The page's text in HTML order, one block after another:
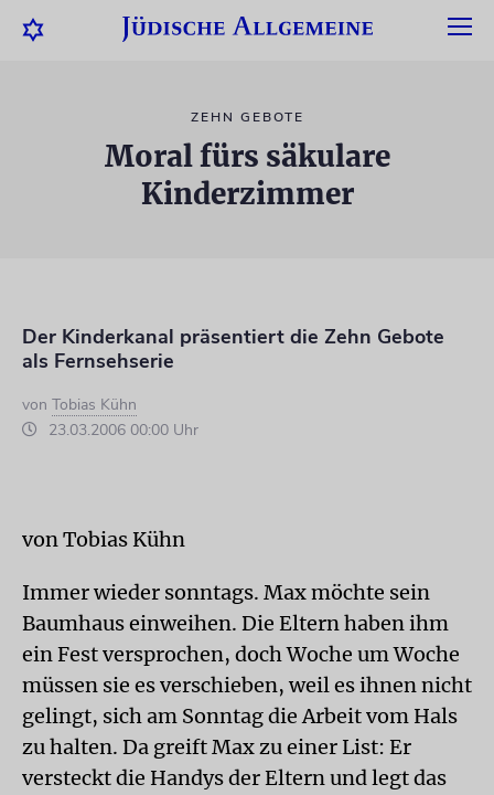
ZEHN GEBOTE
Moral fürs säkulare
Kinderzimmer
Der Kinderkanal präsentiert die Zehn Gebote
als Fernsehserie
von Tobias Kühn
23.03.2006 00:00 Uhr
von Tobias Kühn
Immer wieder sonntags. Max möchte sein
Baumhaus einweihen. Die Eltern haben ihm
ein Fest versprochen, doch Woche um Woche
müssen sie es verschieben, weil es ihnen nicht
gelingt, sich am Sonntag die Arbeit vom Hals
zu halten. Da greift Max zu einer List: Er
versteckt die Handys der Eltern und legt das